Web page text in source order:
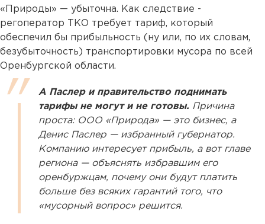
«Природы» — убыточна. Как следствие -
регоператор ТКО требует тариф, который
обеспечил бы прибыльность (ну или, по их словам,
безубыточность) транспортировки мусора по всей
Оренбургской области.
А Паслер и правительство поднимать
тарифы не могут и не готовы. Причина
проста: ООО «Природа» — это бизнес, а
Денис Паслер — избранный губернатор.
Компанию интересует прибыль, а вот главе
региона — объяснять избравшим его
оренбуржцам, почему они будут платить
больше без всяких гарантий того, что
«мусорный вопрос» решится.